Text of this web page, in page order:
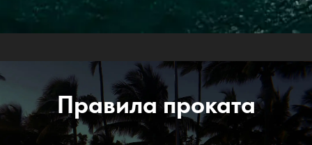
Правила проката